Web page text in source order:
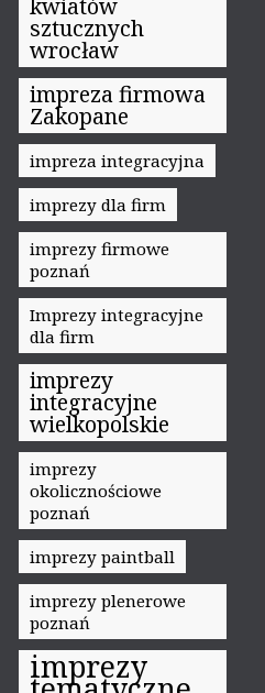
sztucznych
wrocław
impreza firmowa
Zakopane
impreza integracyjna
imprezy dla firm
imprezy firmowe
poznań
Imprezy integracyjne
dla firm
imprezy
integracyjne
wielkopolskie
imprezy
okolicznościowe
poznań
imprezy paintball
imprezy plenerowe
poznań
imprezy